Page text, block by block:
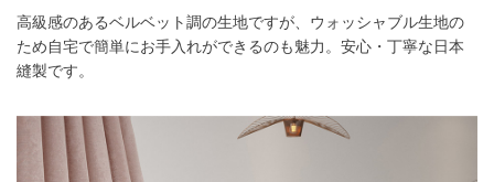
高級感のあるベルベット調の生地ですが、ウォッシャブル生地の
ため自宅で簡単にお手入れができるのも魅力。安心・丁寧な日本
縫製です。